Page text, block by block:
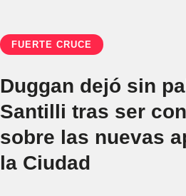
FUERTE CRUCE
Duggan dejó sin
Santilli tras ser
sobre las nuevas
la Ciudad